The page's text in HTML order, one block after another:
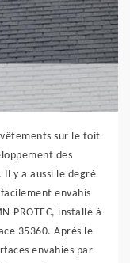
sur le toit
des
Il y a aussi le degré
envahis
PROTEC, installé à
35360. Après le
envahies par